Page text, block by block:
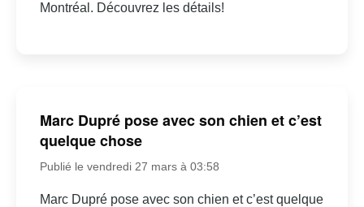
Montréal. Découvrez les détails!
Marc Dupré pose avec son chien et c’est
quelque chose
Publié le vendredi 27 mars à 03:58
Marc Dupré pose avec son chien et c’est quelque